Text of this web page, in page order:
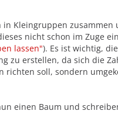
in Kleingruppen
nicht schon im Zuge
lassen"). Es ist wichtig,
zu erstellen, da sich die
richten soll, sondern
einen Baum und